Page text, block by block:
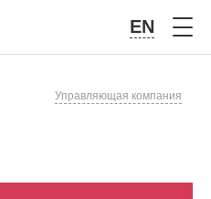
EN
Управляющая компания